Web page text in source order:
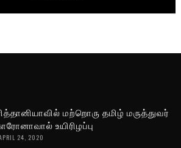
மற்றொரு தமிழ் மருத்துவர்
உயிரிழப்பு
24, 2020